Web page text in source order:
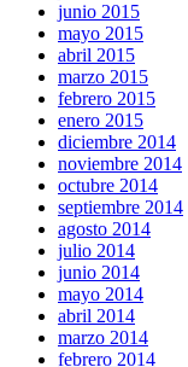
junio 2015
mayo 2015
abril 2015
marzo 2015
febrero 2015
enero 2015
diciembre 2014
noviembre 2014
octubre 2014
septiembre 2014
agosto 2014
julio 2014
junio 2014
mayo 2014
abril 2014
marzo 2014
febrero 2014